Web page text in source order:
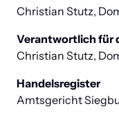
Christian Stutz,
Verantwortlich für
Christian Stutz,
Handelsregister
Amtsgericht